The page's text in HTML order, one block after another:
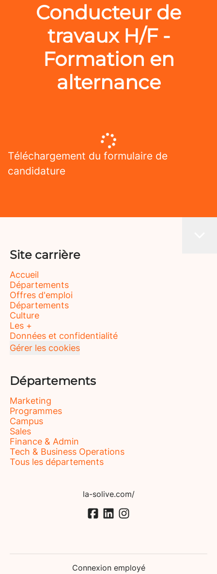
Conducteur de
travaux H/F -
Formation en
alternance
Téléchargement du formulaire de
candidature
Site carrière
Accueil
Départements
Offres d'emploi
Départements
Culture
Les +
Données et confidentialité
Gérer les cookies
Départements
Marketing
Programmes
Campus
Sales
Finance & Admin
Tech & Business Operations
Tous les départements
la-solive.com/
Connexion employé